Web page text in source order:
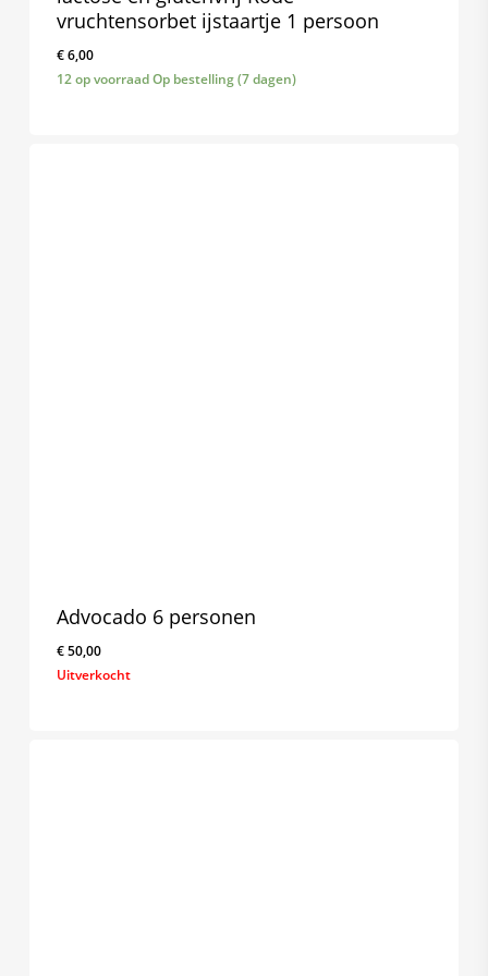
vruchtensorbet ijstaartje 1 persoon
€6,00
12 op voorraad Op bestelling (7 dagen)
Advocado 6 personen
€50,00
Uitverkocht